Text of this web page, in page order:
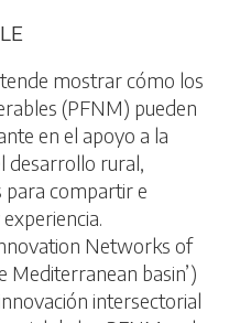
mostrar cómo los
(PFNM) pueden
en el apoyo a la
desarrollo rural,
para compartir e
Networks of
Mediterranean basin’)
intersectorial